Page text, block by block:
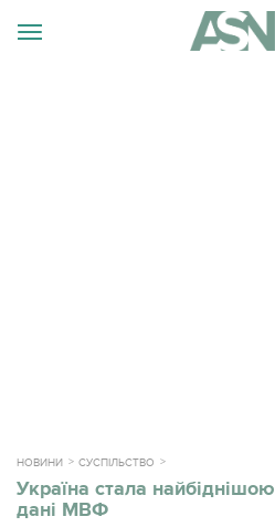
НОВИНИ СУСПІЛЬСТВО
Україна стала
дані МВФ